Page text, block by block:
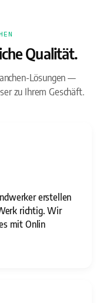
Qualität.
Lösungen —
zu Ihrem Geschäft.
erstellen
richtig. Wir
mit Onlin